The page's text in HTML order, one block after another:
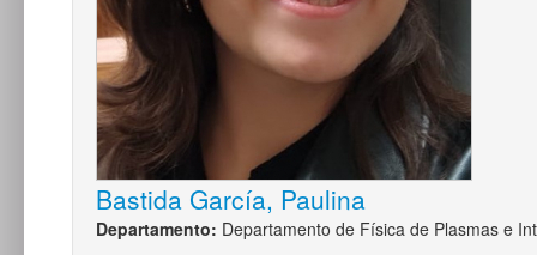
Bastida García, Paulina
Departamento: Departamento de Física de Plasmas e